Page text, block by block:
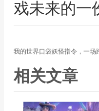
戏未来的一
我的世界口袋妖怪指令，一场
相关文章